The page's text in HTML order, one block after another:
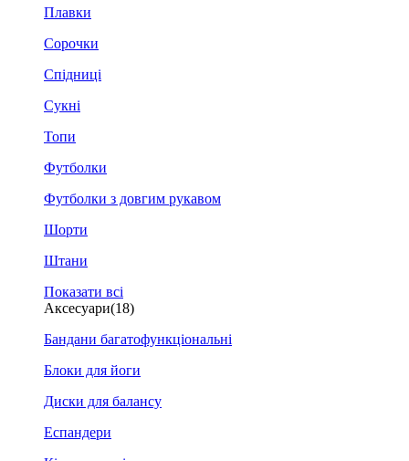
Плавки
Сорочки
Спідниці
Сукні
Топи
Футболки
Футболки з довгим рукавом
Шорти
Штани
Показати всі
Аксесуари(18)
Бандани багатофункціональні
Блоки для йоги
Диски для балансу
Еспандери